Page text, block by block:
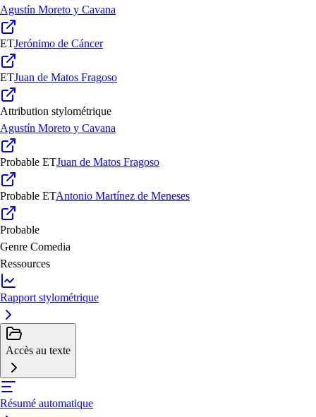
Agustín Moreto y Cavana
ETJerónimo de Cáncer
ETJuan de Matos Fragoso
Attribution stylométrique
Agustín Moreto y Cavana
Probable ETJuan de Matos Fragoso
Probable ETAntonio Martínez de Meneses
Probable
Genre Comedia
Ressources
Rapport stylométrique
Accès au texte
Résumé automatique